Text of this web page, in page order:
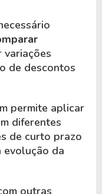
variações
de descontos
permite aplicar
diferentes
de curto prazo
evolução da
outras